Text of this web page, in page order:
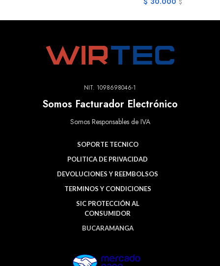
$
NIT. 1098698046-1
Somos Facturador Electrónico
Somos Responsables de IVA
SOPORTE TECNICO
POLITICA DE PRIVACIDAD
DEVOLUCIONES Y REEMBOLSOS
TERMINOS Y CONDICIONES
SIC PROTECCIÓN AL
CONSUMIDOR
BUCARAMANGA